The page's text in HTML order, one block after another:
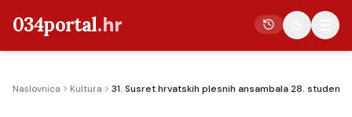
034portal.hr
Naslovnica Kultura 31. Susret hrvatskih plesnih ansambala 28.